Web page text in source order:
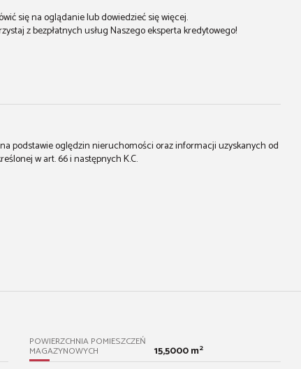
się na oglądanie lub dowiedzieć się więcej.
z bezpłatnych usług Naszego eksperta kredytowego!
podstawie oględzin nieruchomości oraz informacji uzyskanych od
w art. 66 i następnych K.C.
POWIERZCHNIA POMIESZCZEŃ
MAGAZYNOWYCH 15,5000 m2